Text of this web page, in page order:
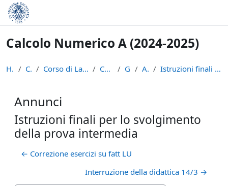
Skip to main content
Calcolo Numerico A (2024-2025)
Home Courses Corso di Laurea in Informatica (L-31) CN-A ( 24-25) General Annunci Istruzioni finali per lo svolgimento della prova i...
Annunci
Istruzioni finali per lo svolgimento
della prova intermedia
← Correzione esercizi su fatt LU
Interruzione della didattica 14/3 →